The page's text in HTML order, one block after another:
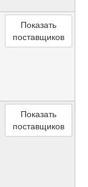
Показать
поставщиков
Показать
поставщиков